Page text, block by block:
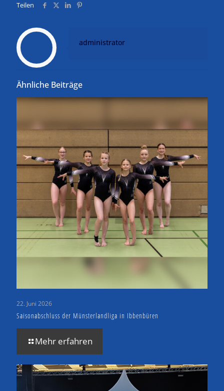
Teilen
administrator
Ähnliche Beiträge
22. Juni 2026
Saisonabschluss der Münsterlandliga in Ibbenbüren
Mehr erfahren